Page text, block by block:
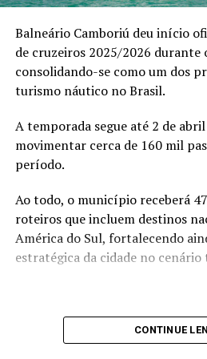
sobre acesso, mentalidade e
Entre os convidados,
Ricardo Soares, James Kruel,
Sttrack que vivenciaram um
profundas sobre expansão de
posicionamento.
Balneário Camboriú deu início
de cruzeiros 2025/2026 durante
consolidando-se como um dos
turismo náutico no Brasil.
A temporada segue até 2 de
movimentar cerca de 160 mil
período.
Ao todo, o município receberá
roteiros que incluem destinos
América do Sul, fortalecendo
estratégica da cidade no
CONTINUE